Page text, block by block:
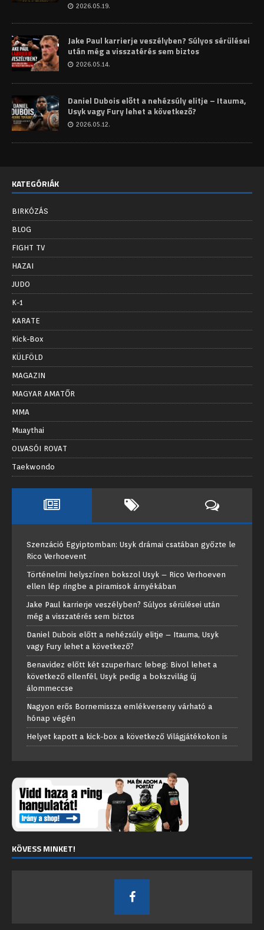
2026.05.19.
Jake Paul karrierje veszélyben? Súlyos sérülései
után még a visszatérés sem biztos
2026.05.14.
Daniel Dubois előtt a nehézsúly elitje – Itauma,
Usyk vagy Fury lehet a következő?
2026.05.12.
KATEGÓRIÁK
BIRKÓZÁS
BLOG
FIGHT TV
HAZAI
JUDO
K-1
KARATE
Kick-Box
KÜLFÖLD
MAGAZIN
MAGYAR AMATŐR
MMA
Muaythai
OLVASÓI ROVAT
Taekwondo
Szenzáció Egyiptomban: Usyk drámai csatában győzte le
Rico Verhoevent
Történelmi helyszínen bokszol Usyk – Rico Verhoeven
ellen lép ringbe a piramisok árnyékában
Jake Paul karrierje veszélyben? Súlyos sérülései után
még a visszatérés sem biztos
Daniel Dubois előtt a nehézsúly elitje – Itauma, Usyk
vagy Fury lehet a következő?
Benavidez előtt két szuperharc lebeg: Bivol lehet a
következő ellenfél, Usyk pedig a bokszvilág új
álommeccse
Nagyon erős Bornemissza emlékverseny várható a
hónap végén
Helyet kapott a kick-box a következő Világjátékokon is
KÖVESS MINKET!